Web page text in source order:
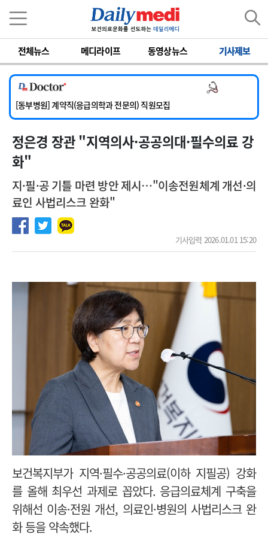
전체뉴스 메디라이프 동영상뉴스 기사제보
[서울아산병원] 2026년 하반기 인턴 모집
[영남대학교의료원] 마취통증의학과 임기제 임상의사 채용
[충남대학교병원] 소아청소년과(소아응급전담) 계약직 의사 공개채용
[동부병원] 계약직(응급의학과 전문의) 직원모집
[이대목동병원] 하반기 전공의(레지던트1년차) 모집
[서울아산병원] 2026년 하반기 인턴 모집
[영남대학교의료원] 마취통증의학과 임기제 임상의사 채용
정은경 장관 "지역의사·공공의대·필수의료 강
화"
지·필·공 기틀 마련 방안 제시…"이송전원체계 개선·의
료인 사법리스크 완화"
기사입력 2026.01.01 15:20
보건복지부가 지역·필수·공공의료(이하 지필공) 강화
를 올해 최우선 과제로 꼽았다. 응급의료체계 구축을
위해선 이송·전원 개선, 의료인·병원의 사법리스크 완
화 등을 약속했다.